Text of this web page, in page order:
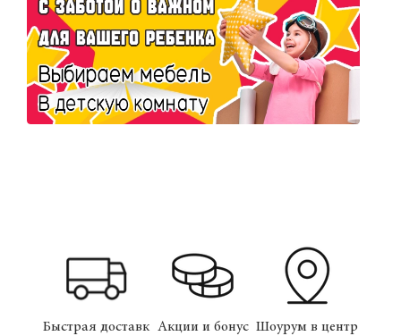
Быстрая доставк Акции и бонус Шоурум в центр